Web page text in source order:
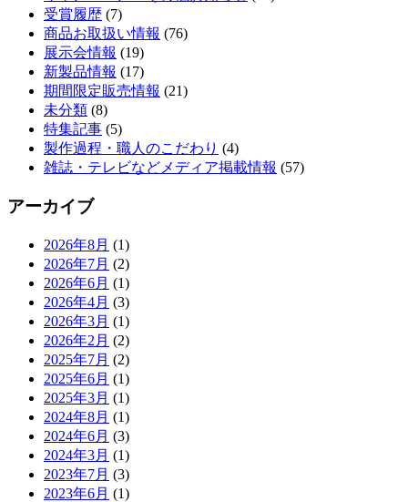
受賞履歴 (7)
商品お取扱い情報 (76)
展示会情報 (19)
新製品情報 (17)
期間限定販売情報 (21)
未分類 (8)
特集記事 (5)
製作過程・職人のこだわり (4)
雑誌・テレビなどメディア掲載情報 (57)
アーカイブ
2026年8月 (1)
2026年7月 (2)
2026年6月 (1)
2026年4月 (3)
2026年3月 (1)
2026年2月 (2)
2025年7月 (2)
2025年6月 (1)
2025年3月 (1)
2024年8月 (1)
2024年6月 (3)
2024年3月 (1)
2023年7月 (3)
2023年6月 (1)